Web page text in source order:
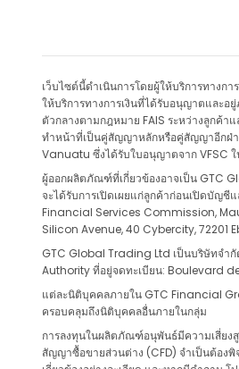
เว็บไซต์นี้ดำเนินการโดยผู้ให้บริการทาง
ให้บริการทางการเงินที่ได้รับอนุญาตและ
ตัวกลางตามกฎหมาย FAIS ระหว่างลูกค้
ทำหน้าที่เป็นคู่สัญญาหลักหรือคู่สัญญาอีกฝ่า
Vanuatu ซึ่งได้รับใบอนุญาตจาก VFSC
ผู้ออกผลิตภัณฑ์ที่เกี่ยวข้องอาจเป็น GTC
จะได้รับการเปิดเผยแก่ลูกค้าก่อนเปิดบัญ
Financial Services Commission,
Silicon Avenue, 40 Cybercity, 72201
GTC Global Trading Ltd เป็นบริษัทจำกั
Authority ที่อยู่จดทะเบียน: Boulevard
แต่ละนิติบุคคลภายใน GTC Financial
ครอบคลุมถึงนิติบุคคลอื่นภายในกลุ่ม
การลงทุนในผลิตภัณฑ์อนุพันธ์มีความเสี่ยงสู
สัญญาซื้อขายส่วนต่าง (CFD) จำเป็นต้องพิ